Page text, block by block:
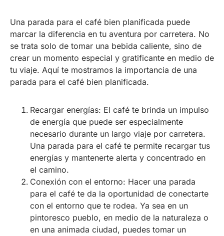
Una parada para el café bien planificada puede
marcar la diferencia en tu aventura por carretera. No
se trata solo de tomar una bebida caliente, sino de
crear un momento especial y gratificante en medio de
tu viaje. Aquí te mostramos la importancia de una
parada para el café bien planificada.
Recargar energías: El café te brinda un impulso
de energía que puede ser especialmente
necesario durante un largo viaje por carretera.
Una parada para el café te permite recargar tus
energías y mantenerte alerta y concentrado en
el camino.
Conexión con el entorno: Hacer una parada
para el café te da la oportunidad de conectarte
con el entorno que te rodea. Ya sea en un
pintoresco pueblo, en medio de la naturaleza o
en una animada ciudad, puedes tomar un